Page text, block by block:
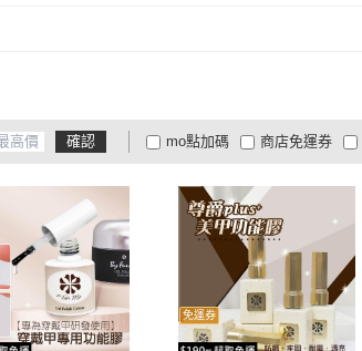
確認 mo點加碼
低溫宅配
大家電安心配
大家電快配
定期配/分次配
商店免運券
及以上 3
免運券